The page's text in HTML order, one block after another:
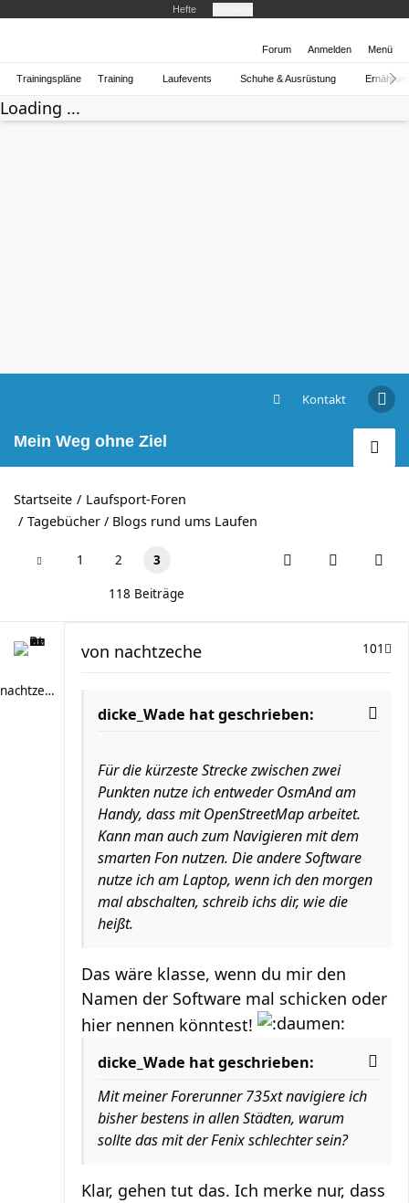
Hefte
Forum Anmelden Menü
Trainingspläne Training Laufevents Schuhe & Ausrüstung
Loading ...
Kontakt
Mein Weg ohne Ziel
Startseite
Laufsport-Foren
Tagebücher / Blogs rund ums Laufen
1 2 3
118 Beiträge
nachtzeche
101
von nachtzeche
dicke_Wade hat geschrieben:
Für die kürzeste Strecke zwischen zwei
Punkten nutze ich entweder OsmAnd am
Handy, dass mit OpenStreetMap arbeitet.
Kann man auch zum Navigieren mit dem
smarten Fon nutzen. Die andere Software
nutze ich am Laptop, wenn ich den morgen
mal abschalten, schreib ichs dir, wie die
heißt.
Das wäre klasse, wenn du mir den
Namen der Software mal schicken oder
hier nennen könntest!
dicke_Wade hat geschrieben:
Mit meiner Forerunner 735xt navigiere ich
bisher bestens in allen Städten, warum
sollte das mit der Fenix schlechter sein?
Klar, gehen tut das. Ich merke nur, dass